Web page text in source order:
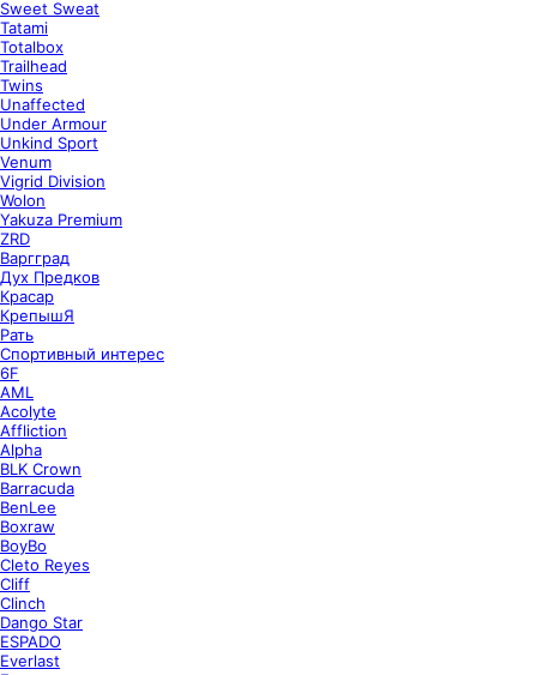
Sweet Sweat
Tatami
Totalbox
Trailhead
Twins
Unaffected
Under Armour
Unkind Sport
Venum
Vigrid Division
Wolon
Yakuza Premium
ZRD
Варгград
Дух Предков
Красар
КрепышЯ
Рать
Спортивный интерес
6F
AML
Acolyte
Affliction
Alpha
BLK Crown
Barracuda
BenLee
Boxraw
BoyBo
Cleto Reyes
Cliff
Clinch
Dango Star
ESPADO
Everlast